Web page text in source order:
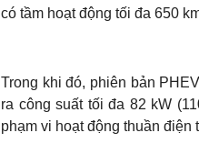
có tầm hoạt động tối đa 650
Trong khi đó, phiên bản
ra công suất tối đa 82 kW
phạm vi hoạt động thuần điện